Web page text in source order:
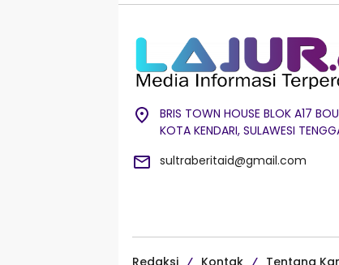
BRIS TOWN HOUSE BLOK A17
KOTA KENDARI, SULAWESI
sultraberitaid@gmail.com